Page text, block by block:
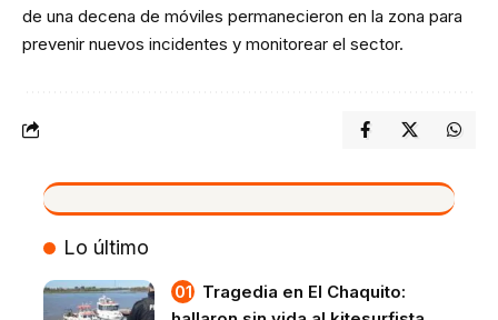
de una decena de móviles permanecieron en la zona para
prevenir nuevos incidentes y monitorear el sector.
VIVO
Lo último
Tragedia en El Chaquito: